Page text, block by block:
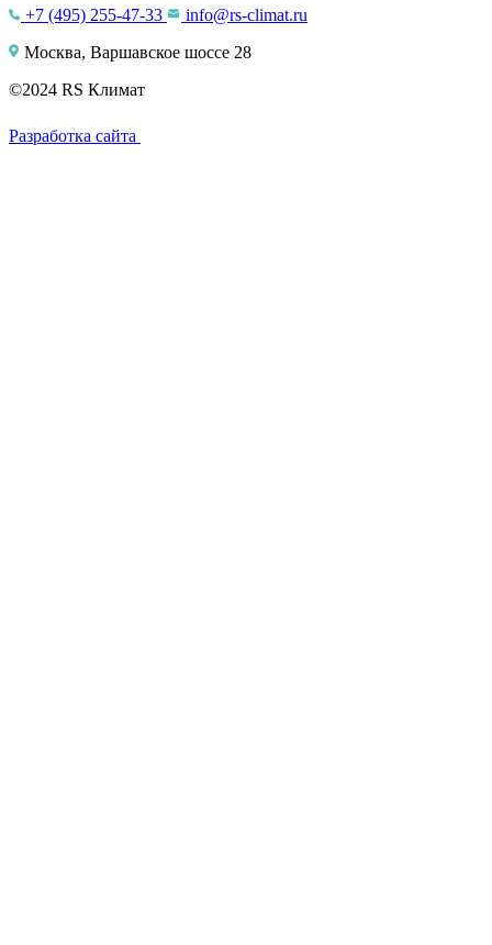
+7 (495) 255-47-33
info@rs-climat.ru
Москва, Варшавское шоссе 28
©2024 RS Климат
Разработка сайта